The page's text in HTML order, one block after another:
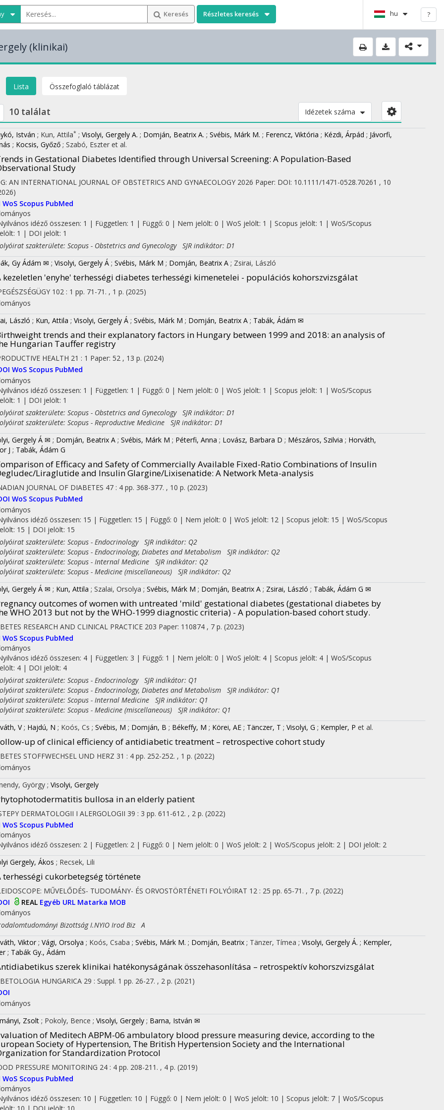
Keresés Részletes keresés hu ?
(klinikai)
Lista Összefoglaló táblázat
10 találat Idézetek száma
István ; Kun, Attila* ; Visolyi, Gergely A. ; Domján, Beatrix A. ; Svébis, Márk M. ; Ferencz, Viktória ; Kézdi, Árpád ; Jávorfi,
; Kocsis, Győző ; Szabó, Eszter et al.
in Gestational Diabetes Identified through Universal Screening: A Population-Based
Study
AN INTERNATIONAL JOURNAL OF OBSTETRICS AND GYNAECOLOGY 2026 Paper: DOI: 10.1111/1471-0528.70261 , 10
WoS Scopus PubMed
idéző összesen: 1 | Független: 1 | Függő: 0 | Nem jelölt: 0 | WoS jelölt: 1 | Scopus jelölt: 1 | WoS/Scopus
1 | DOI jelölt: 1
szakterülete: Scopus - Obstetrics and Gynecology SJR indikátor: D1
Gy Ádám ✉ ; Visolyi, Gergely Á ; Svébis, Márk M ; Domján, Beatrix A ; Zsirai, László
kezeletlen 'enyhe' terhességi diabetes terhességi kimenetelei - populációs kohorszvizsgálat
102 : 1 pp. 71-71. , 1 p. (2025)
László ; Kun, Attila ; Visolyi, Gergely Á ; Svébis, Márk M ; Domján, Beatrix A ; Tabák, Ádám ✉
trends and their explanatory factors in Hungary between 1999 and 2018: an analysis of
Hungarian Tauffer registry
HEALTH 21 : 1 Paper: 52 , 13 p. (2024)
WoS Scopus PubMed
idéző összesen: 1 | Független: 1 | Függő: 0 | Nem jelölt: 0 | WoS jelölt: 1 | Scopus jelölt: 1 | WoS/Scopus
1 | DOI jelölt: 1
szakterülete: Scopus - Obstetrics and Gynecology SJR indikátor: D1
szakterülete: Scopus - Reproductive Medicine SJR indikátor: D1
Gergely Á ✉ ; Domján, Beatrix A ; Svébis, Márk M ; Péterfi, Anna ; Lovász, Barbara D ; Mészáros, Szilvia ; Horváth,
J ; Tabák, Ádám G
of Efficacy and Safety of Commercially Available Fixed-Ratio Combinations of Insulin
Liraglutide and Insulin Glargine/Lixisenatide: A Network Meta-analysis
JOURNAL OF DIABETES 47 : 4 pp. 368-377. , 10 p. (2023)
WoS Scopus PubMed
idéző összesen: 15 | Független: 15 | Függő: 0 | Nem jelölt: 0 | WoS jelölt: 12 | Scopus jelölt: 15 | WoS/Scopus
15 | DOI jelölt: 15
szakterülete: Scopus - Endocrinology SJR indikátor: Q2
szakterülete: Scopus - Endocrinology, Diabetes and Metabolism SJR indikátor: Q2
szakterülete: Scopus - Internal Medicine SJR indikátor: Q2
szakterülete: Scopus - Medicine (miscellaneous) SJR indikátor: Q2
Gergely Á ✉ ; Kun, Attila ; Szalai, Orsolya ; Svébis, Márk M ; Domján, Beatrix A ; Zsirai, László ; Tabák, Ádám G ✉
outcomes of women with untreated 'mild' gestational diabetes (gestational diabetes by
WHO 2013 but not by the WHO-1999 diagnostic criteria) - A population-based cohort study.
RESEARCH AND CLINICAL PRACTICE 203 Paper: 110874 , 7 p. (2023)
WoS Scopus PubMed
idéző összesen: 4| Független: 3 | Függő: 1 | Nem jelölt: 0 | WoS jelölt: 4 | Scopus jelölt: 4 | WoS/Scopus
4 | DOI jelölt: 4
szakterülete: Scopus - Endocrinology SJR indikátor: Q1
szakterülete: Scopus - Endocrinology, Diabetes and Metabolism SJR indikátor: Q1
szakterülete: Scopus - Internal Medicine SJR indikátor: Q1
szakterülete: Scopus - Medicine (miscellaneous) SJR indikátor: Q1
V ; Hajdú, N ; Koós, Cs ; Svébis, M ; Domján, B ; Békeffy, M ; Körei, AE ; Tänczer, T ; Visolyi, G ; Kempler, P et al.
up of clinical efficiency of antidiabetic treatment – retrospective cohort study
STOFFWECHSEL UND HERZ 31 : 4 pp. 252-252. , 1 p. (2022)
György ; Visolyi, Gergely
bullosa in an elderly patient
DERMATOLOGII I ALERGOLOGII 39 : 3 pp. 611-612. , 2 p. (2022)
WoS Scopus PubMed
idéző összesen: 2 | Független: 2 | Függő: 0 | Nem jelölt: 0 | WoS jelölt: 2 | WoS/Scopus jelölt: 2 | DOI jelölt: 2
Gergely, Ákos ; Recsek, Lili
terhességi cukorbetegség története
MŰVELŐDÉS- TUDOMÁNY- ÉS ORVOSTÖRTÉNETI FOLYÓIRAT 12 : 25 pp. 65-71. , 7 p. (2022)
REAL Egyéb URL Matarka MOB
Bizottság I.NYIO Irod Biz A
Viktor ; Vági, Orsolya ; Koós, Csaba ; Svébis, Márk M. ; Domján, Beatrix ; Tänzer, Tímea ; Visolyi, Gergely Á. ; Kempler,
; Tabák Gy., Ádám
szerek klinikai hatékonyságának összehasonlítása – retrospektív kohorszvizsgálat
HUNGARICA 29 : Suppl. 1 pp. 26-27. , 2 p. (2021)
Zsolt ; Pokoly, Bence ; Visolyi, Gergely ; Barna, István ✉
of Meditech ABPM-06 ambulatory blood pressure measuring device, according to the
Society of Hypertension, The British Hypertension Society and the International
for Standardization Protocol
PRESSURE MONITORING 24 : 4 pp. 208-211. , 4 p. (2019)
WoS Scopus PubMed
idéző összesen: 10 | Független: 10 | Függő: 0 | Nem jelölt: 0 | WoS jelölt: 10 | Scopus jelölt: 7 | WoS/Scopus